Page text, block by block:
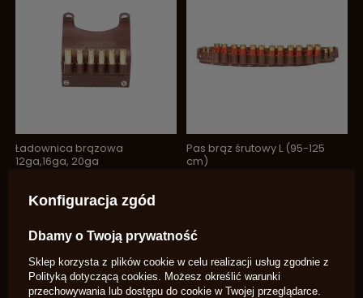
Ładownica brązowa
12ga,16ga, 20ga
Pas brąz śrutowy L (95-125
cm)
Konfiguracja zgód
Dbamy o Twoją prywatność
Sklep korzysta z plików cookie w celu realizacji usług zgodnie z
Polityką dotyczącą cookies . Możesz określić warunki
przechowywania lub dostępu do cookie w Twojej przeglądarce.